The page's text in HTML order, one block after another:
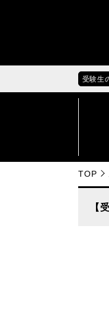
受験生
TOP
【